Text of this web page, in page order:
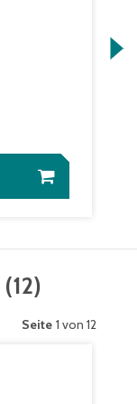
(12)
Seite 1 von 12